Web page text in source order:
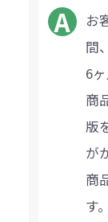
お
間
6
商
版
が
商
す。